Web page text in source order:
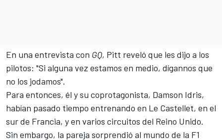
En una entrevista con GQ, Pitt reveló que les dijo a los
pilotos: "Si alguna vez estamos en medio, dígannos que
no los jodamos".
Para entonces, él y su coprotagonista, Damson Idris,
habían pasado tiempo entrenando en Le Castellet, en el
sur de Francia, y en varios circuitos del Reino Unido.
Sin embargo, la pareja sorprendió al mundo de la F1